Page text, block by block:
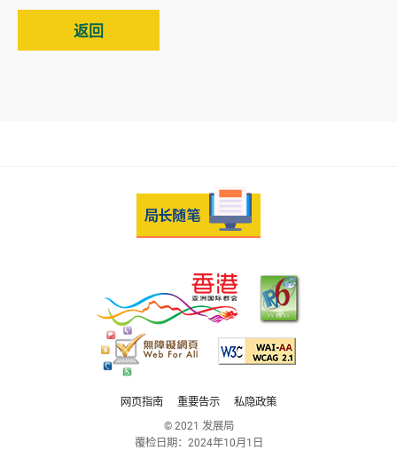
返回
网页指南 重要告示
私隐政策
© 2021 发展局
覆检日期： 2024年10月1日